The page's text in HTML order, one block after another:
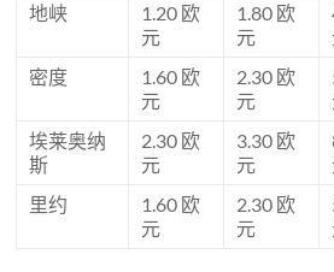
地峡
1.20 欧
元
1.80 欧
元
密度
1.60 欧
元
2.30 欧
元
埃莱奥纳
斯
2.30 欧
元
3.30 欧
元
里约
1.60 欧
元
2.30 欧
元